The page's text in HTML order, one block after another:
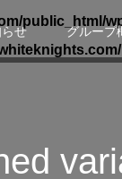
せ グループ
public_html/